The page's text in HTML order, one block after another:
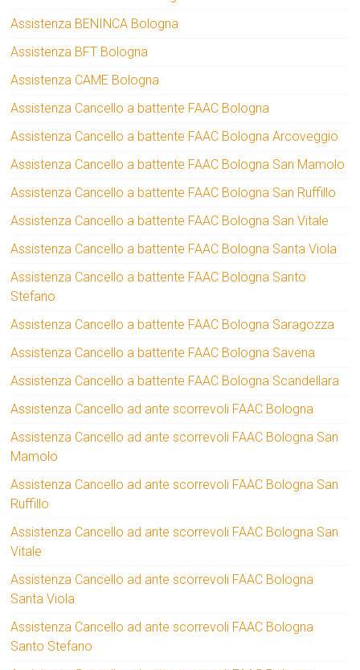
Assistenza BENINCA Bologna
Assistenza BFT Bologna
Assistenza CAME Bologna
Assistenza Cancello a battente FAAC Bologna
Assistenza Cancello a battente FAAC Bologna Arcoveggio
Assistenza Cancello a battente FAAC Bologna San Mamolo
Assistenza Cancello a battente FAAC Bologna San Ruffillo
Assistenza Cancello a battente FAAC Bologna San Vitale
Assistenza Cancello a battente FAAC Bologna Santa Viola
Assistenza Cancello a battente FAAC Bologna Santo
Stefano
Assistenza Cancello a battente FAAC Bologna Saragozza
Assistenza Cancello a battente FAAC Bologna Savena
Assistenza Cancello a battente FAAC Bologna Scandellara
Assistenza Cancello ad ante scorrevoli FAAC Bologna
Assistenza Cancello ad ante scorrevoli FAAC Bologna San
Mamolo
Assistenza Cancello ad ante scorrevoli FAAC Bologna San
Ruffillo
Assistenza Cancello ad ante scorrevoli FAAC Bologna San
Vitale
Assistenza Cancello ad ante scorrevoli FAAC Bologna
Santa Viola
Assistenza Cancello ad ante scorrevoli FAAC Bologna
Santo Stefano